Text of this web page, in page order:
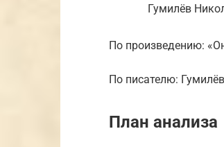
Гумилёв
По произведению:
По писателю:
План анализа